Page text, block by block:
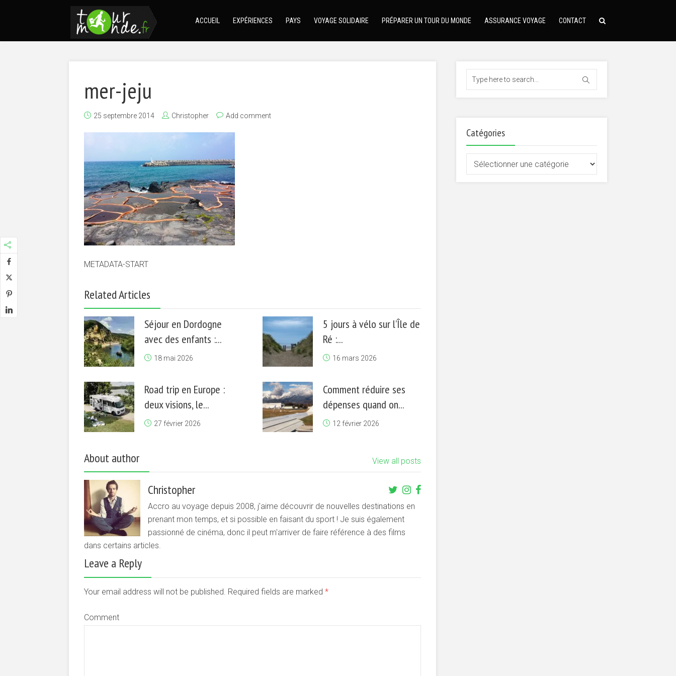
ACCUEIL EXPÉRIENCES PAYS VOYAGE SOLIDAIRE PRÉPARER UN TOUR DU MONDE ASSURANCE VOYAGE CONTACT
mer-jeju
25 septembre 2014 Christopher Add comment
METADATA-START
Related Articles
Séjour en Dordogne
avec des enfants :...
18 mai 2026
5 jours à vélo sur l’Île de
Ré :...
16 mars 2026
Road trip en Europe :
deux visions, le...
27 février 2026
Comment réduire ses
dépenses quand on...
12 février 2026
About author View all posts
Christopher
Accro au voyage depuis 2008, j'aime découvrir de nouvelles destinations en
prenant mon temps, et si possible en faisant du sport ! Je suis également
passionné de cinéma, donc il peut m'arriver de faire référence à des films
dans certains articles.
Leave a Reply
Your email address will not be published. Required fields are marked *
Comment
Catégories